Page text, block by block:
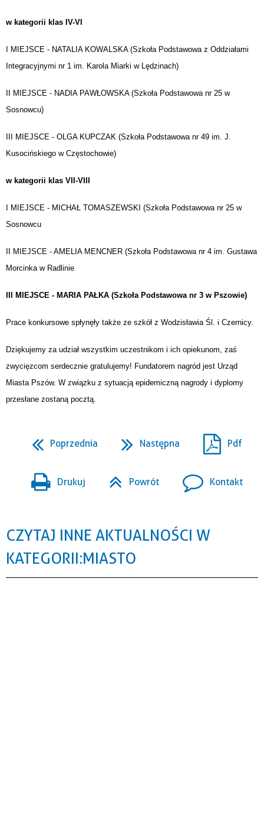
w kategorii klas IV-VI
I MIEJSCE - NATALIA KOWALSKA (Szkoła Podstawowa z Oddziałami
Integracyjnymi nr 1 im. Karola Miarki w Lędzinach)
II MIEJSCE - NADIA PAWŁOWSKA (Szkoła Podstawowa nr 25 w
Sosnowcu)
III MIEJSCE - OLGA KUPCZAK (Szkoła Podstawowa nr 49 im. J.
Kusocińskiego w Częstochowie)
w kategorii klas VII-VIII
I MIEJSCE - MICHAŁ TOMASZEWSKI (Szkoła Podstawowa nr 25 w
Sosnowcu
II MIEJSCE - AMELIA MENCNER (Szkoła Podstawowa nr 4 im. Gustawa
Morcinka w Radlinie
III MIEJSCE - MARIA PAŁKA (Szkoła Podstawowa nr 3 w Pszowie)
Prace konkursowe spłynęły także ze szkół z Wodzisławia Śl. i Czernicy.
Dziękujemy za udział wszystkim uczestnikom i ich opiekunom, zaś
zwycięzcom serdecznie gratulujemy! Fundatorem nagród jest Urząd
Miasta Pszów. W związku z sytuacją epidemiczną nagrody i dyplomy
przesłane zostaną pocztą.
Poprzednia Następna Pdf
Drukuj Powrót Kontakt
CZYTAJ INNE AKTUALNOŚCI W
KATEGORII: MIASTO